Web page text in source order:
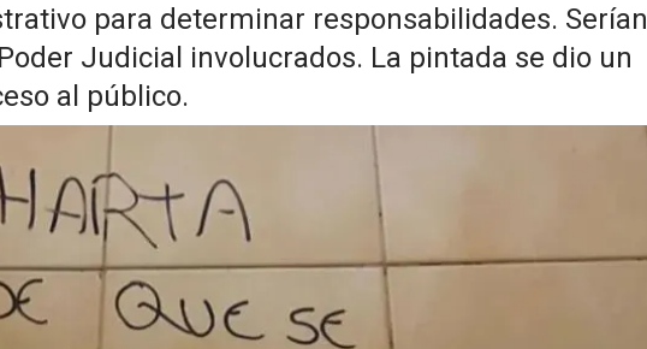
para determinar responsabilidades. Serían
Judicial involucrados. La pintada se dio un
al público.